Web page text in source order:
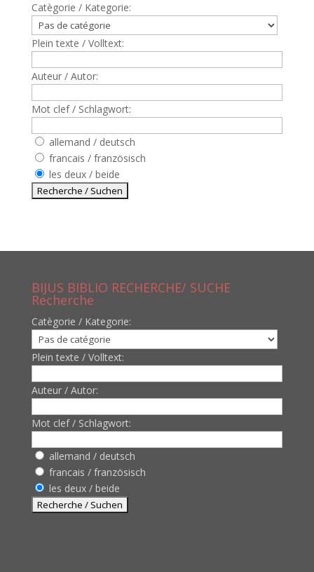
Catègorie / Kategorie:
Plein texte / Volltext:
Auteur / Autor:
Mot clef / Schlagwort:
allemand / deutsch
francais / französisch
les deux / beide
BIJUS BIBLIO RECHERCHE/ SUCHE
Recherche
Catègorie / Kategorie:
Plein texte / Volltext:
Auteur / Autor:
Mot clef / Schlagwort:
allemand / deutsch
francais / französisch
les deux / beide